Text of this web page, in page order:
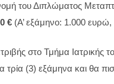
του Διπλώματος
€ (Α’ εξάμηνο: 1.000
στο Τμήμα
τρία (3) εξάμηνα και θα